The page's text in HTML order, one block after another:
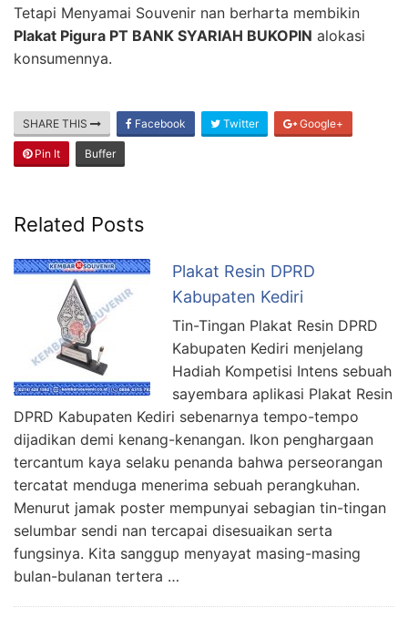
Tetapi Menyamai Souvenir nan berharta membikin
Plakat Pigura PT BANK SYARIAH BUKOPIN alokasi
konsumennya.
SHARE THIS Facebook Twitter Google+
Pin It Buffer
Related Posts
Plakat Resin DPRD
Kabupaten Kediri
Tin-Tingan Plakat Resin DPRD
Kabupaten Kediri menjelang
Hadiah Kompetisi Intens sebuah
sayembara aplikasi Plakat Resin
DPRD Kabupaten Kediri sebenarnya tempo-tempo
dijadikan demi kenang-kenangan. Ikon penghargaan
tercantum kaya selaku penanda bahwa perseorangan
tercatat menduga menerima sebuah perangkuhan.
Menurut jamak poster mempunyai sebagian tin-tingan
selumbar sendi nan tercapai disesuaikan serta
fungsinya. Kita sanggup menyayat masing-masing
bulan-bulanan tertera …